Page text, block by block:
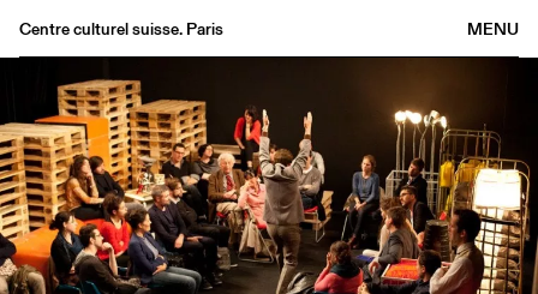
MENU
Centre culturel suisse. Paris
Agenda
Bookshop
Buvette
Archives
Medias
Publications